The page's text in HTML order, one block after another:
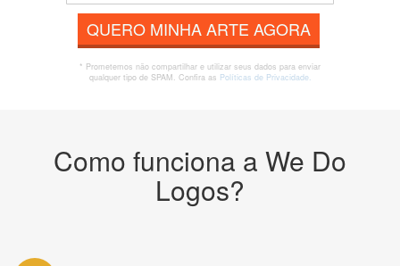
QUERO MINHA ARTE AGORA
* Prometemos não compartilhar e utilizar seus dados para enviar
qualquer tipo de SPAM. Confira as Políticas de Privacidade.
Como funciona a We Do
Logos?